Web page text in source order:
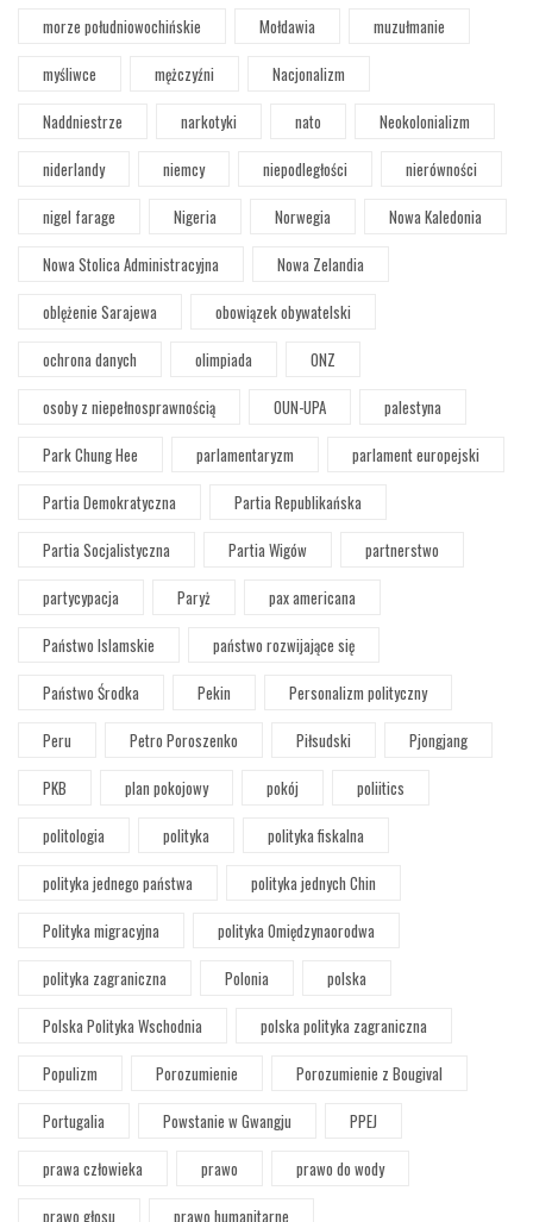
morze południowochińskie
Mołdawia
muzułmanie
myśliwce
mężczyźni
Nacjonalizm
Naddniestrze
narkotyki nato
Neokolonializm
niderlandy
niemcy niepodległości
nierówności
nigel farage
Nigeria Norwegia
Nowa Kaledonia
Nowa Stolica Administracyjna
Nowa Zelandia
oblężenie Sarajewa
obowiązek obywatelski
ochrona danych
olimpiada
ONZ
osoby z niepełnosprawnością
OUN-UPA
palestyna
Park Chung Hee
parlamentaryzm
parlament europejski
Partia Demokratyczna
Partia Republikańska
Partia Socjalistyczna
Partia Wigów
partnerstwo
partycypacja
Paryż
pax americana
Państwo Islamskie
państwo rozwijające się
Państwo Środka
Pekin
Personalizm polityczny
Peru
Petro Poroszenko Piłsudski
Pjongjang
PKB
plan pokojowy pokój
poliitics
politologia
polityka
polityka fiskalna
polityka jednego państwa
polityka jednych Chin
Polityka migracyjna
polityka Omiędzynaorodwa
polityka zagraniczna
Polonia
polska
Polska Polityka Wschodnia
polska polityka zagraniczna
Populizm
Porozumienie
Porozumienie z Bougival
Portugalia
Powstanie w Gwangju
PPEJ
prawa człowieka
prawo
prawo do wody
prawo głosu
prawo humanitarne